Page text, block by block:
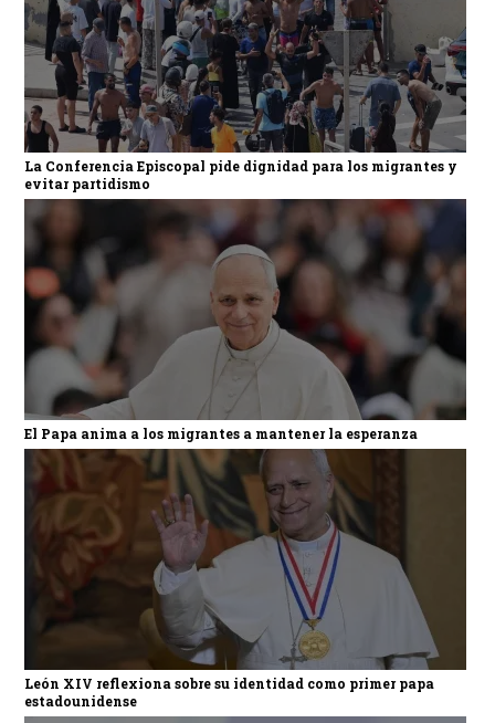
La Conferencia Episcopal pide dignidad para los migrantes y
evitar partidismo
El Papa anima a los migrantes a mantener la esperanza
León XIV reflexiona sobre su identidad como primer papa
estadounidense